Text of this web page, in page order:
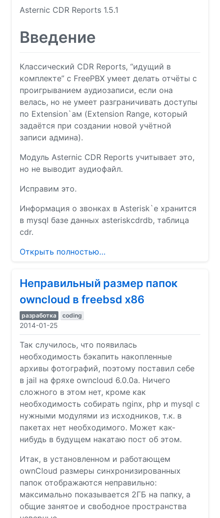
Asternic CDR Reports 1.5.1
Введение
Классический CDR Reports, “идущий в
комплекте” с FreePBX умеет делать отчёты с
проигрыванием аудиозаписи, если она
велась, но не умеет разграничивать доступы
по Extension`ам (Extension Range, который
задаётся при создании новой учётной
записи админа).
Модуль Asternic CDR Reports учитывает это,
но не выводит аудиофайл.
Исправим это.
Информация о звонках в Asterisk`е хранится
в mysql базе данных asteriskcdrdb, таблица
cdr.
Открыть полностью…
Неправильный размер папок
owncloud в freebsd x86
разработка coding
2014-01-25
Так случилось, что появилась
необходимость бэкапить накопленные
архивы фотографий, поэтому поставил себе
в jail на фряхе owncloud 6.0.0a. Ничего
сложного в этом нет, кроме как
необходимость собирать nginx, php и mysql с
нужными модулями из исходников, т.к. в
пакетах нет необходимого. Может как-
нибудь в будущем накатаю пост об этом.
Итак, в установленном и работающем
ownCloud размеры синхронизированных
папок отображаются неправильно:
максимально показывается 2ГБ на папку, а
общие занятое и свободное пространства